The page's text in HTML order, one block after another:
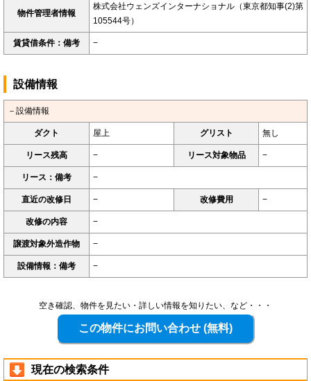
物件管理者情報
株式会社ウェンズインターナショナル（東京都知事(2)第
105544号）
賃貸借条件：備考 −
設備情報
－設備情報
ダクト 屋上 グリスト 無し
リース残高 − リース対象物品 −
リース：備考 −
直近の改修日 − 改修費用 −
改修の内容 −
譲渡対象外造作物 −
設備情報：備考 −
空き確認、物件を見たい・詳しい情報を知りたい、など・・・
現在の検索条件